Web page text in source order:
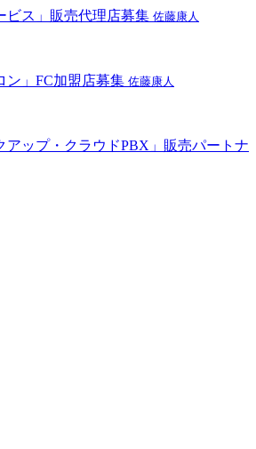
ビス」販売代理店募集 佐藤康人
ン」FC加盟店募集 佐藤康人
アップ・クラウドPBX」販売パートナ